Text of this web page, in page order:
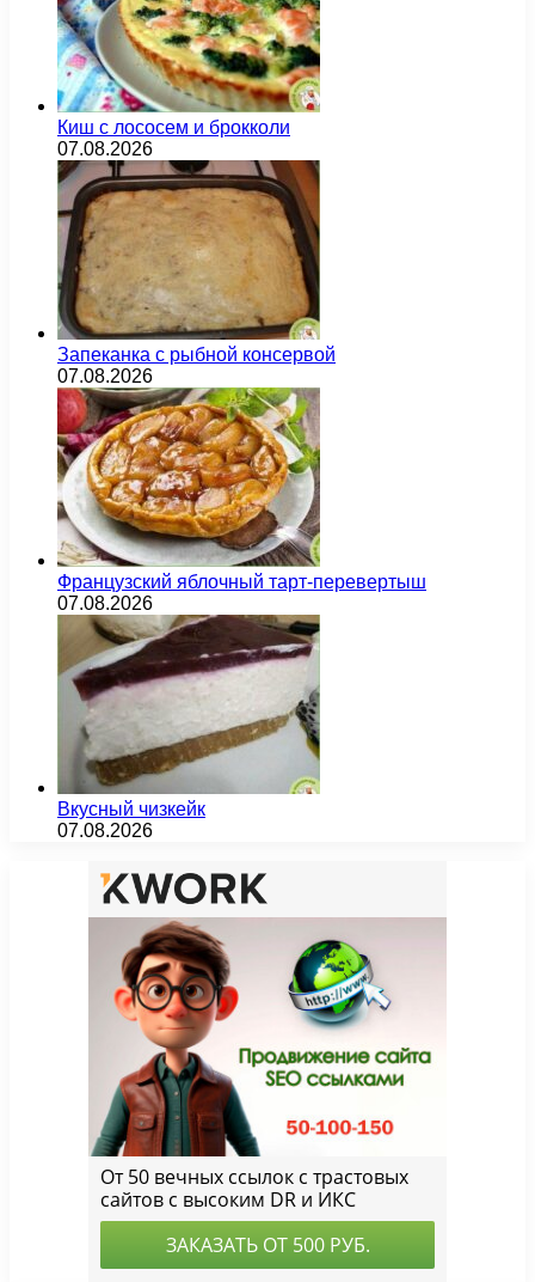
Киш с лососем и брокколи
07.08.2026
Запеканка с рыбной консервой
07.08.2026
Французский яблочный тарт-перевертыш
07.08.2026
Вкусный чизкейк
07.08.2026